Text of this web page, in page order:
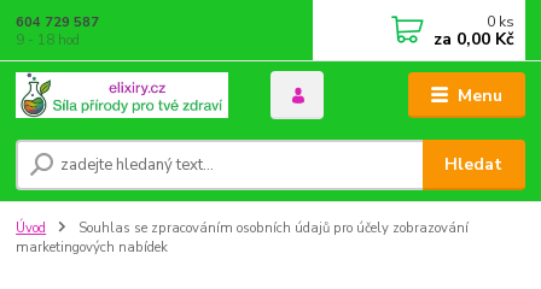
Menu
Hledat
604 729 587
9 - 18 hod
0 ks
za 0,00 Kč
Úvod
Souhlas se zpracováním osobních údajů pro účely zobrazování
marketingových nabídek